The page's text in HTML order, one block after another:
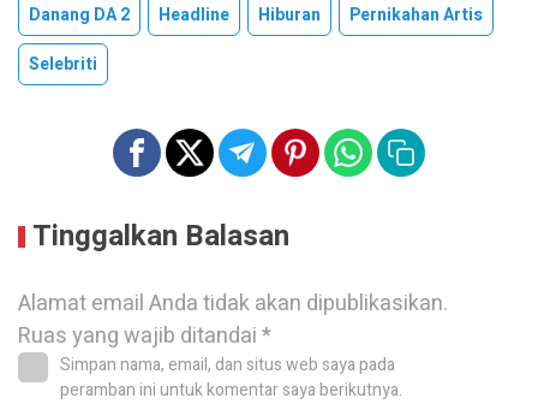
Danang DA 2 Headline Hiburan
Pernikahan Artis
Selebriti
Tinggalkan Balasan
Alamat email Anda tidak akan dipublikasikan.
Ruas yang wajib ditandai*
Simpan nama, email, dan situs web saya pada
peramban ini untuk komentar saya berikutnya.